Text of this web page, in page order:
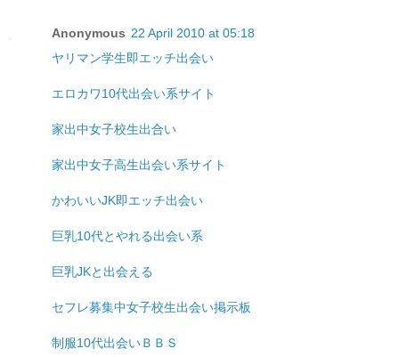
Anonymous 22 April 2010 at 05:18
ヤリマン学生即エッチ出会い
エロカワ10代出会い系サイト
家出中女子校生出合い
家出中女子高生出会い系サイト
かわいいJK即エッチ出会い
巨乳10代とやれる出会い系
巨乳JKと出会える
セフレ募集中女子校生出会い掲示板
制服10代出会いＢＢＳ